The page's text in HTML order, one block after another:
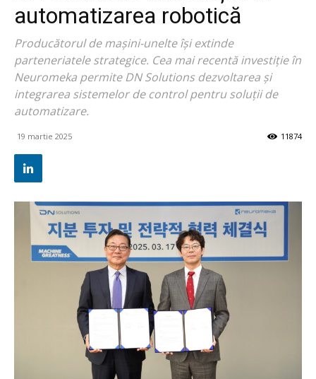
automatizarea robotică
Producătorul de mașini-unelte își extinde
parteneriatele strategice. Cea mai recentă investiție în
Neuromeka permite DN Solutions dezvoltarea și
integrarea sistemelor de control pentru soluții de
automatizare.
19 martie 2025 11874